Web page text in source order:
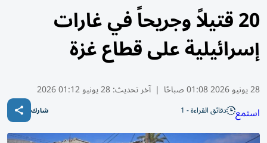
20 قتيلاً وجريحاً في غارات
إسرائيلية على قطاع غزة
28 يونيو 2026 01:08 صباحًا | آخر تحديث:28 يونيو 01:12 2026
استمع دقائق القراءة - 1 شارك